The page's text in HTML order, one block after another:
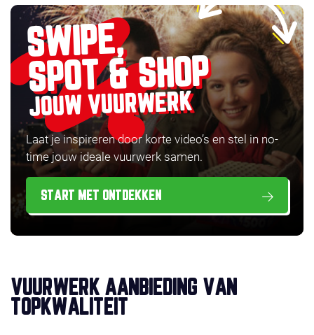
SWIPE,
SPOT & SHOP
JOUW VUURWERK
Laat je inspireren door korte video’s en stel in no-
time jouw ideale vuurwerk samen.
START MET ONTDEKKEN
VUURWERK AANBIEDING VAN
TOPKWALITEIT